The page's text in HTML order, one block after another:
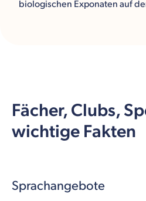
biologischen Exponaten auf
Fächer, Clubs,
wichtige Fakten
Sprachangebote